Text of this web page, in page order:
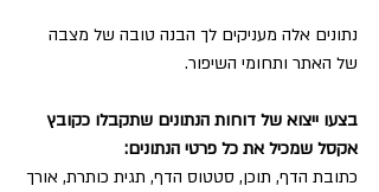
נתונים אלה מעניקים לך הבנה טובה של מצבה
של האתר ותחומי השיפור.
בצעו ייצוא של דוחות הנתונים שתקבלו כקובץ
אקסל שמכיל את כל פרטי הנתונים:
כתובת הדף, תוכן, סטטוס הדף, תגית כותרת, אורך